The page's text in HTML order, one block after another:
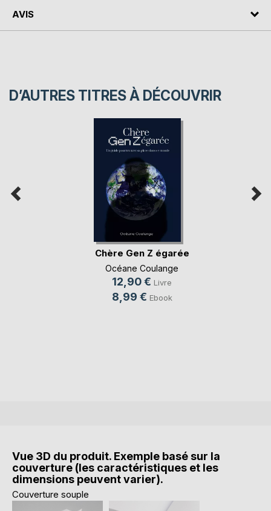
AVIS
D’AUTRES TITRES À DÉCOUVRIR
Chère Gen Z égarée
Océane Coulange
12,90 € Livre
8,99 € Ebook
Vue 3D du produit. Exemple basé sur la
couverture (les caractéristiques et les
dimensions peuvent varier).
Couverture souple